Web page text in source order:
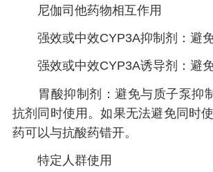
尼伽司他药物相互作用
强效或中效CYP3A抑制剂：避免
强效或中效CYP3A诱导剂：避免
胃酸抑制剂：避免与质子泵抑
抗剂同时使用。如果无法避免同时
药可以与抗酸药错开。
特定人群使用